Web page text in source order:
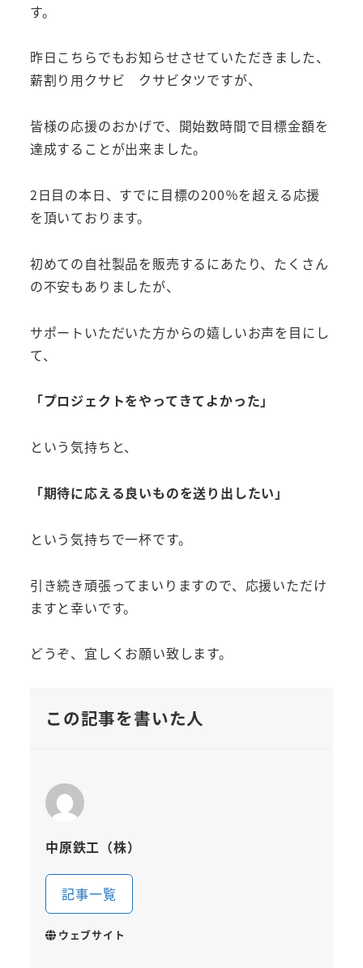
す。
昨日こちらでもお知らせさせていただきました、
薪割り用クサビ クサビタツですが、
皆様の応援のおかげで、開始数時間で目標金額を
達成することが出来ました。
2日目の本日、すでに目標の200％を超える応援
を頂いております。
初めての自社製品を販売するにあたり、たくさん
の不安もありましたが、
サポートいただいた方からの嬉しいお声を目にし
て、
「プロジェクトをやってきてよかった」
という気持ちと、
「期待に応える良いものを送り出したい」
という気持ちで一杯です。
引き続き頑張ってまいりますので、応援いただけ
ますと幸いです。
どうぞ、宜しくお願い致します。
この記事を書いた人
中原鉄工（株）
記事一覧
ウェブサイト